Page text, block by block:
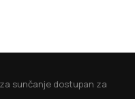
sunčanje dostupan za